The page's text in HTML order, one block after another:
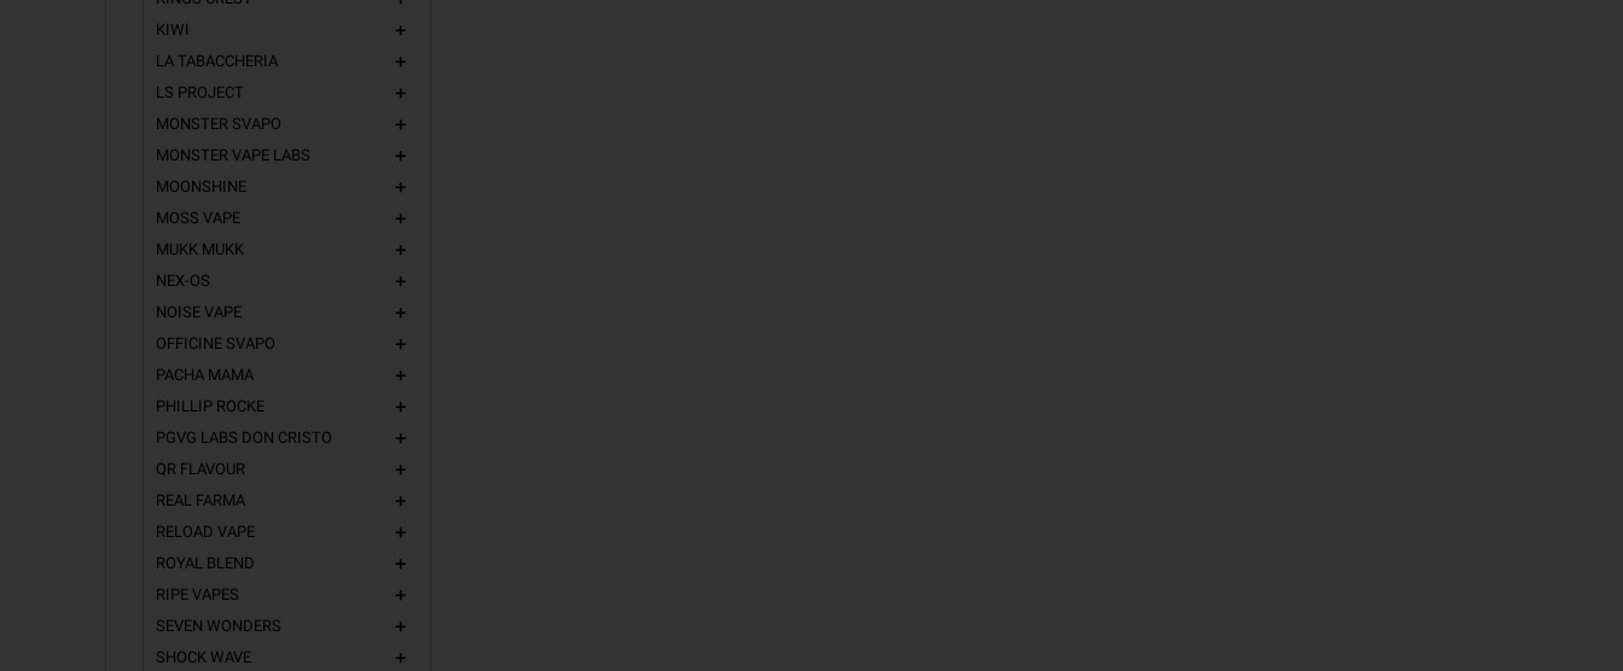
KIWI add
LA TABACCHERIA add
LS PROJECT add
MONSTER SVAPO add
MONSTER VAPE LABS add
MOONSHINE add
MOSS VAPE add
MUKK MUKK add
NEX-OS add
NOISE VAPE add
OFFICINE SVAPO add
PACHA MAMA add
PHILLIP ROCKE add
PGVG LABS DON CRISTO add
QR FLAVOUR add
REAL FARMA add
RELOAD VAPE add
ROYAL BLEND add
RIPE VAPES add
SEVEN WONDERS add
SHOCK WAVE add